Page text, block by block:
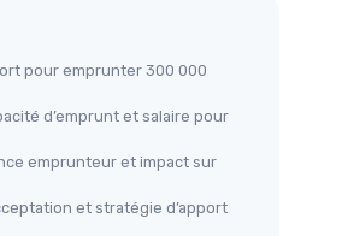
pour emprunter 300 000
d’emprunt et salaire pour
emprunteur et impact sur
et stratégie d’apport